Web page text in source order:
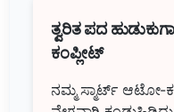
ತ್ವರಿತ ಪದ
ಕಂಪ್ಲೀಟ್
ನಮ್ಮ ಸ್ಮಾರ್ಟ್ ಆಟೋ-